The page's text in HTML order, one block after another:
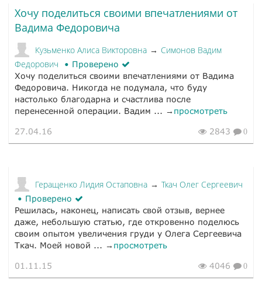
Хочу поделиться своими впечатлениями от
Вадима Федоровича
Кузьменко Алиса Викторовна → Симонов Вадим
Федорович
Проверено
Хочу поделиться своими впечатлениями от Вадима
Федоровича. Никогда не подумала, что буду
настолько благодарна и счастлива после
перенесенной операции. Вадим ... → просмотреть
27.04.16 2843 0
Геращенко Лидия Остаповна → Ткач Олег Сергеевич
Проверено
Решилась, наконец, написать свой отзыв, вернее
даже, небольшую статью, где откровенно поделюсь
своим опытом увеличения груди у Олега Сергеевича
Ткач. Моей новой ... → просмотреть
01.11.15 4046 0